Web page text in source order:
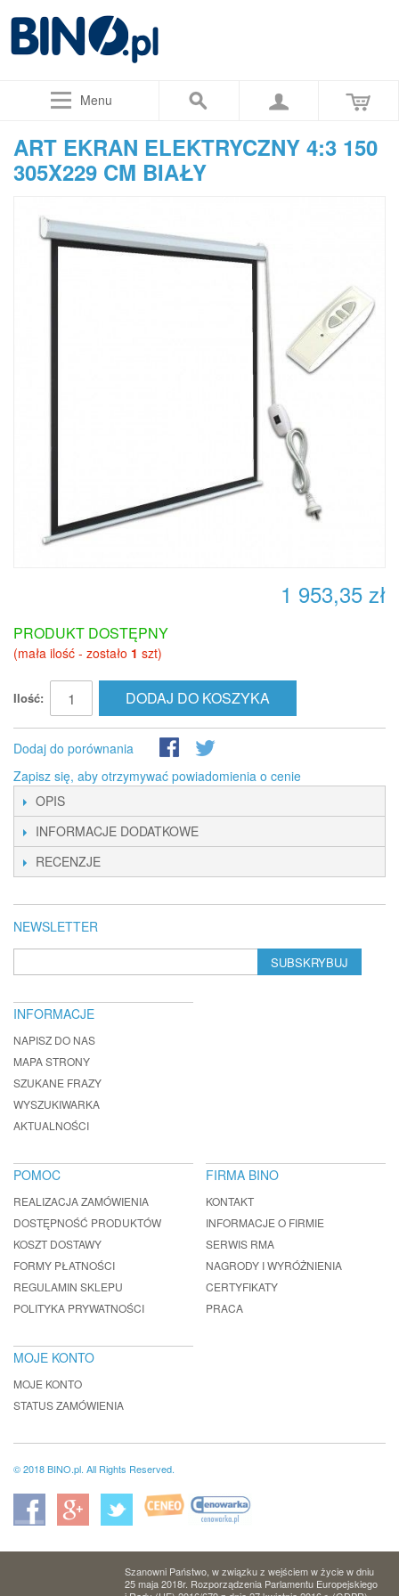
Menu
ART EKRAN ELEKTRYCZNY 4:3 150
305X229 CM BIAŁY
1 953,35 zł
PRODUKT DOSTĘPNY
(mała ilość - zostało 1 szt)
Ilość: DODAJ DO KOSZYKA
Dodaj do porównania
Zapisz się, aby otrzymywać powiadomienia o cenie
OPIS
INFORMACJE DODATKOWE
RECENZJE
NEWSLETTER
SUBSKRYBUJ
INFORMACJE
NAPISZ DO NAS
MAPA STRONY
SZUKANE FRAZY
WYSZUKIWARKA
AKTUALNOŚCI
POMOC
REALIZACJA ZAMÓWIENIA
DOSTĘPNOŚĆ PRODUKTÓW
KOSZT DOSTAWY
FORMY PŁATNOŚCI
REGULAMIN SKLEPU
POLITYKA PRYWATNOŚCI
FIRMA BINO
KONTAKT
INFORMACJE O FIRMIE
SERWIS RMA
NAGRODY I WYRÓŻNIENIA
CERTYFIKATY
PRACA
MOJE KONTO
MOJE KONTO
STATUS ZAMÓWIENIA
© 2018 BINO.pl. All Rights Reserved.
Szanowni Państwo, w związku z wejściem w życie w dniu
25 maja 2018r. Rozporządzenia Parlamentu Europejskiego